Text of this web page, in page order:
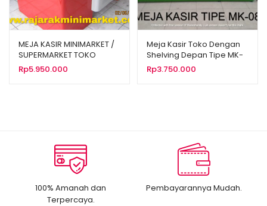
MEJA KASIR MINIMARKET /
SUPERMARKET TOKO
ALFAMIDI TIPE MK-01
Rp5.950.000
Meja Kasir Toko Dengan
Shelving Depan Tipe MK-
08
Rp3.750.000
100% Amanah dan
Terpercaya.
Pembayarannya Mudah.